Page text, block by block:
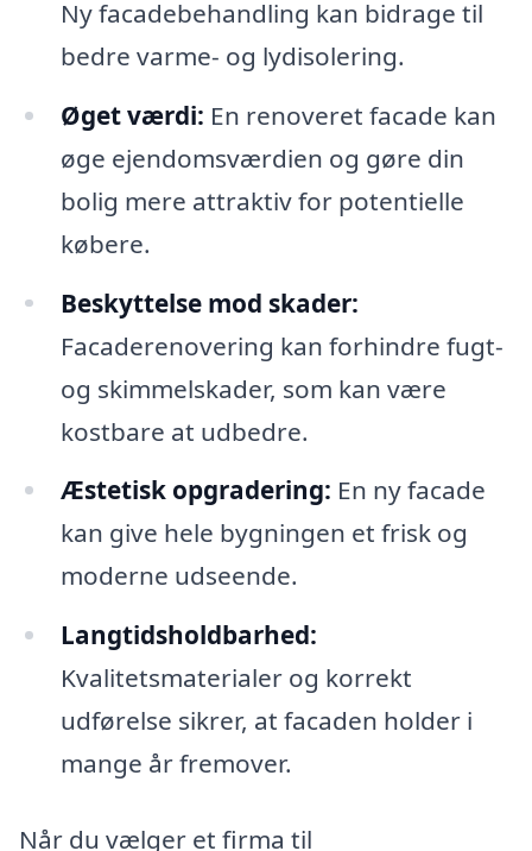
Ny facadebehandling kan bidrage til
bedre varme- og lydisolering.
Øget værdi: En renoveret facade kan
øge ejendomsværdien og gøre din
bolig mere attraktiv for potentielle
købere.
Beskyttelse mod skader:
Facaderenovering kan forhindre fugt-
og skimmelskader, som kan være
kostbare at udbedre.
Æstetisk opgradering: En ny facade
kan give hele bygningen et frisk og
moderne udseende.
Langtidsholdbarhed:
Kvalitetsmaterialer og korrekt
udførelse sikrer, at facaden holder i
mange år fremover.
Når du vælger et firma til